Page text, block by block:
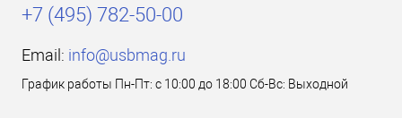
+7 (495) 782-50-00
Email: info@usbmag.ru
График работы Пн-Пт: с 10:00 до 18:00 Сб-Вс: Выходной